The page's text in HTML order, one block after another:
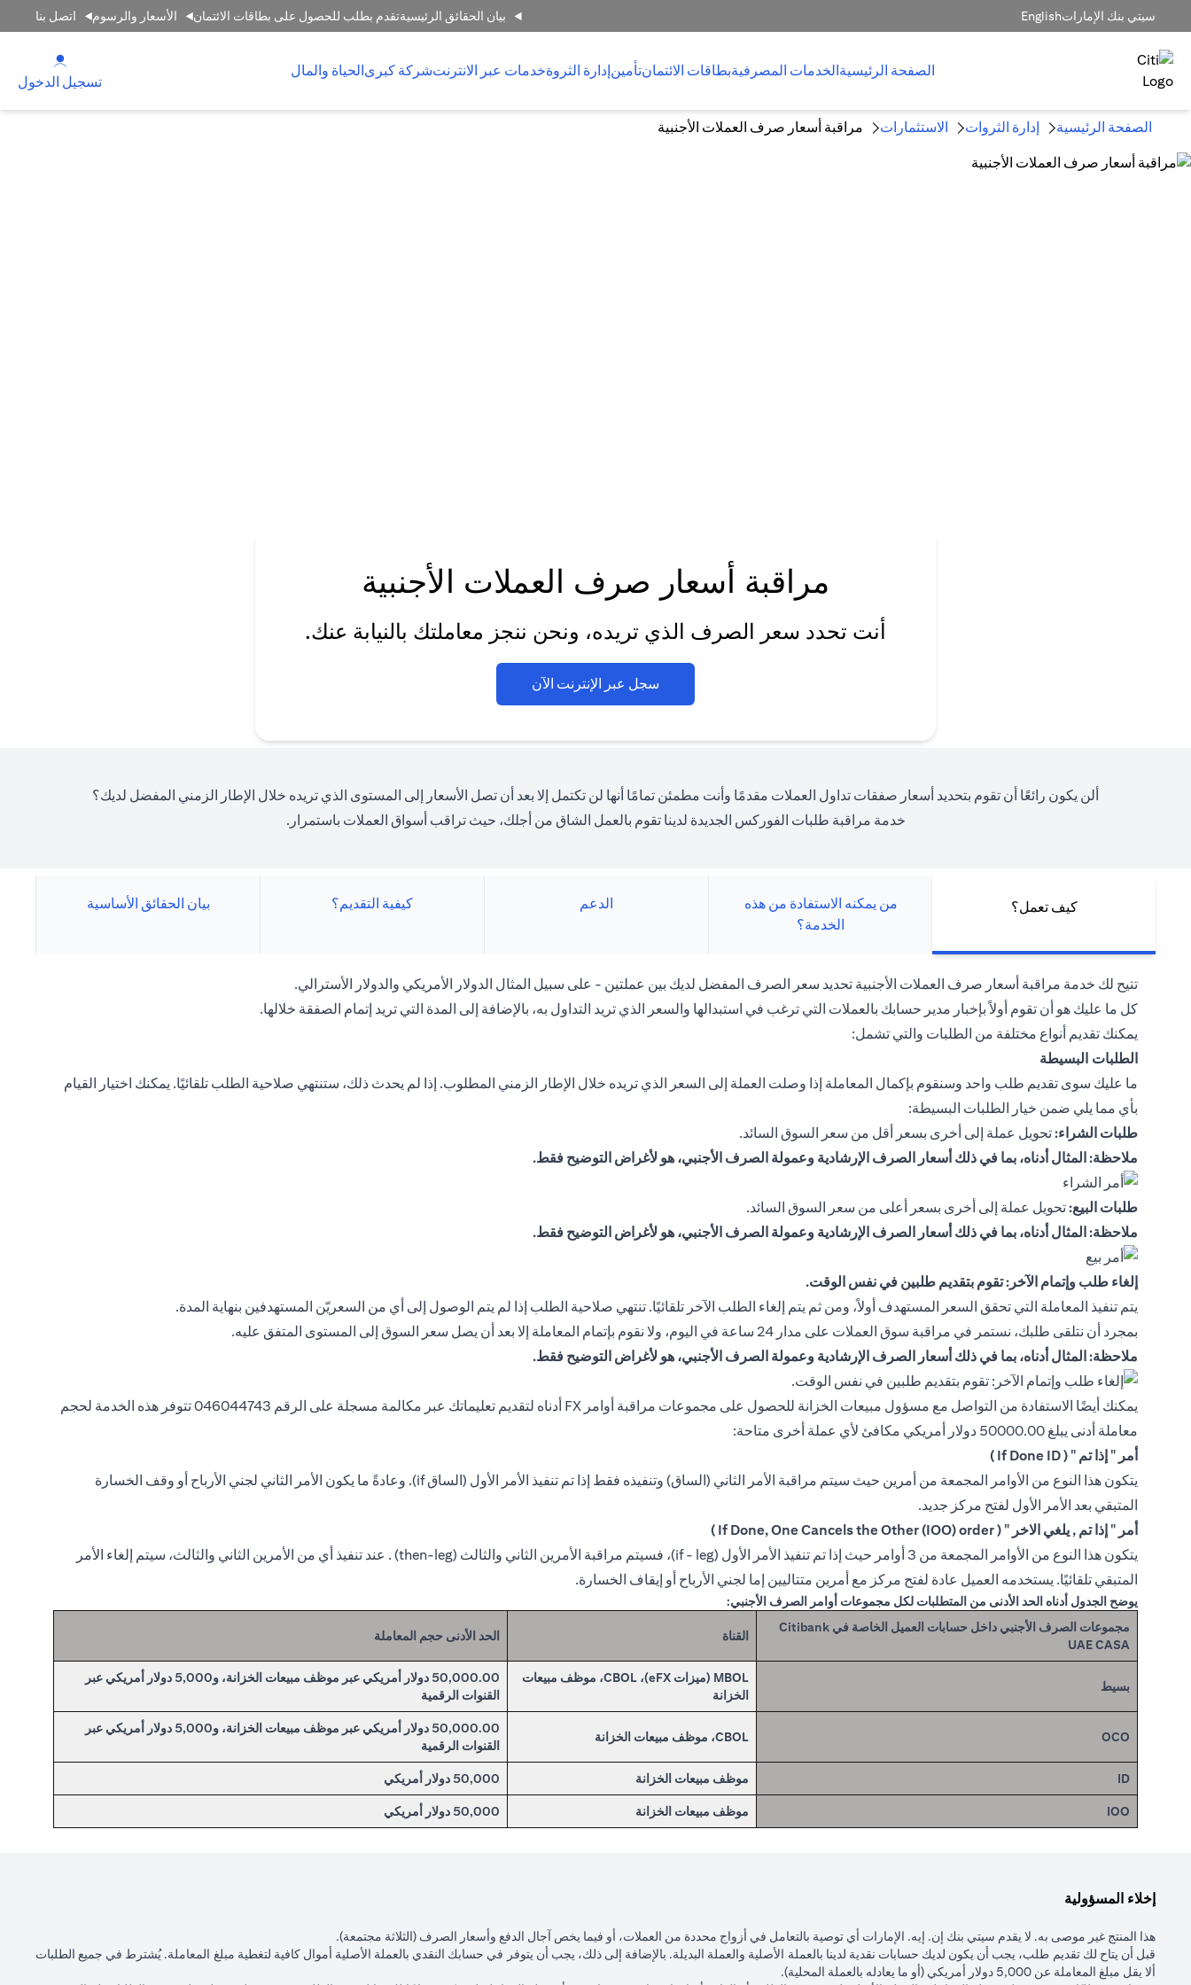
سيتي بنك الإماراتEnglish بيان الحقائق الرئيسيةتقدم بطلب للحصول على بطاقات الائتمان الأسعار والرسوم اتصل بنا
الصفحة الرئيسيةالخدمات المصرفيةبطاقات الائتمانتأمينإدارة الثروةخدمات عبر الانترنتشركة كبرىالحياة والمال
تسجيل الدخول
الصفحة الرئيسية إدارة الثروات الاستثمارات مراقبة أسعار صرف العملات الأجنبية
مراقبة أسعار صرف العملات الأجنبية
أنت تحدد سعر الصرف الذي تريده، ونحن ننجز معاملتك بالنيابة عنك.
سجل عبر الإنترنت الآن
ألن يكون رائعًا أن تقوم بتحديد أسعار صفقات تداول العملات مقدمًا وأنت مطمئن تمامًا أنها لن تكتمل إلا بعد أن تصل الأسعار إلى المستوى الذي تريده خلال الإطار الزمني المفضل لديك؟
خدمة مراقبة طلبات الفوركس الجديدة لدينا تقوم بالعمل الشاق من أجلك، حيث تراقب أسواق العملات باستمرار.
كيف تعمل؟
من يمكنه الاستفادة من هذه
الخدمة؟
الدعم كيفية التقديم؟ بيان الحقائق الأساسية
تتيح لك خدمة مراقبة أسعار صرف العملات الأجنبية تحديد سعر الصرف المفضل لديك بين عملتين - على سبيل المثال الدولار الأمريكي والدولار الأسترالي.
كل ما عليك هو أن تقوم أولاً بإخبار مدير حسابك بالعملات التي ترغب في استبدالها والسعر الذي تريد التداول به، بالإضافة إلى المدة التي تريد إتمام الصفقة خلالها.
يمكنك تقديم أنواع مختلفة من الطلبات والتي تشمل:
الطلبات البسيطة
ما عليك سوى تقديم طلب واحد وسنقوم بإكمال المعاملة إذا وصلت العملة إلى السعر الذي تريده خلال الإطار الزمني المطلوب. إذا لم يحدث ذلك، ستنتهي صلاحية الطلب تلقائيًا. يمكنك اختيار القيام
بأي مما يلي ضمن خيار الطلبات البسيطة:
طلبات الشراء:تحويل عملة إلى أخرى بسعر أقل من سعر السوق السائد.
ملاحظة: المثال أدناه، بما في ذلك أسعار الصرف الإرشادية وعمولة الصرف الأجنبي، هو لأغراض التوضيح فقط.
طلبات البيع:تحويل عملة إلى أخرى بسعر أعلى من سعر السوق السائد.
ملاحظة: المثال أدناه، بما في ذلك أسعار الصرف الإرشادية وعمولة الصرف الأجنبي، هو لأغراض التوضيح فقط.
إلغاء طلب وإتمام الآخر: تقوم بتقديم طلبين في نفس الوقت.
يتم تنفيذ المعاملة التي تحقق السعر المستهدف أولاً، ومن ثم يتم إلغاء الطلب الآخر تلقائيًا. تنتهي صلاحية الطلب إذا لم يتم الوصول إلى أي من السعريّن المستهدفين بنهاية المدة.
بمجرد أن نتلقى طلبك، نستمر في مراقبة سوق العملات على مدار 24 ساعة في اليوم، ولا نقوم بإتمام المعاملة إلا بعد أن يصل سعر السوق إلى المستوى المتفق عليه.
ملاحظة: المثال أدناه، بما في ذلك أسعار الصرف الإرشادية وعمولة الصرف الأجنبي، هو لأغراض التوضيح فقط.
يمكنك أيضًا الاستفادة من التواصل مع مسؤول مبيعات الخزانة للحصول على مجموعات مراقبة أوامر FX أدناه لتقديم تعليماتك عبر مكالمة مسجلة على الرقم 046044743 تتوفر هذه الخدمة لحجم
معاملة أدنى يبلغ 50000.00 دولار أمريكي مكافئ لأي عملة أخرى متاحة:
أمر " إذا تم " ( If Done ID )
يتكون هذا النوع من الأوامر المجمعة من أمرين حيث سيتم مراقبة الأمر الثاني (الساق) وتنفيذه فقط إذا تم تنفيذ الأمر الأول (الساق if). وعادةً ما يكون الأمر الثاني لجني الأرباح أو وقف الخسارة
المتبقي بعد الأمر الأول لفتح مركز جديد.
أمر " إذا تم , يلغي الاخر " ( If Done, One Cancels the Other (IOO) order )
يتكون هذا النوع من الأوامر المجمعة من 3 أوامر حيث إذا تم تنفيذ الأمر الأول (if - leg)، فسيتم مراقبة الأمرين الثاني والثالث (then-leg) . عند تنفيذ أي من الأمرين الثاني والثالث، سيتم إلغاء الأمر
المتبقي تلقائيًا. يستخدمه العميل عادة لفتح مركز مع أمرين متتاليين إما لجني الأرباح أو إيقاف الخسارة.
يوضح الجدول أدناه الحد الأدنى من المتطلبات لكل مجموعات أوامر الصرف الأجنبي:
مجموعات الصرف الأجنبي داخل حسابات العميل الخاصة في Citibank
UAE CASA
القناة الحد الأدنى حجم المعاملة
بسيط
MBOL (ميزات eFX)، CBOL، موظف مبيعات
الخزانة
50,000.00 دولار أمريكي عبر موظف مبيعات الخزانة، و5,000 دولار أمريكي عبر
القنوات الرقمية
OCO CBOL، موظف مبيعات الخزانة
50,000.00 دولار أمريكي عبر موظف مبيعات الخزانة، و5,000 دولار أمريكي عبر
القنوات الرقمية
ID موظف مبيعات الخزانة 50,000 دولار أمريكي
IOO موظف مبيعات الخزانة 50,000 دولار أمريكي
إخلاء المسؤولية
هذا المنتج غير موصى به. لا يقدم سيتي بنك إن. إيه. الإمارات أي توصية بالتعامل في أزواج محددة من العملات، أو فيما يخص آجال الدفع وأسعار الصرف (الثلاثة مجتمعة).
قبل أن يتاح لك تقديم طلب، يجب أن يكون لديك حسابات نقدية لدينا بالعملة الأصلية والعملة البديلة. بالإضافة إلى ذلك، يجب أن يتوفر في حسابك النقدي بالعملة الأصلية أموال كافية لتغطية مبلغ المعاملة. يُشترط في جميع الطلبات
ألا يقل مبلغ المعاملة عن 5,000 دولار أمريكي (أو ما يعادله بالعملة المحلية).